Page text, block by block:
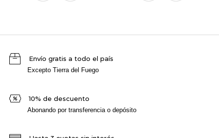
Envío gratis a todo el país
Excepto Tierra del Fuego
10% de descuento
Abonando por transferencia o depósito